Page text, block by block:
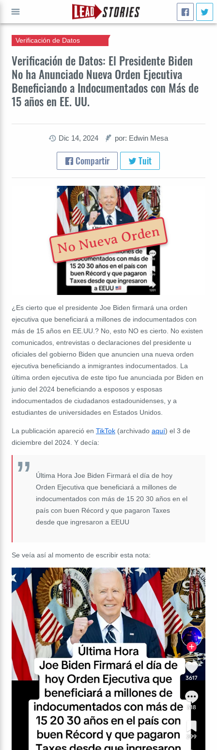
Verificación de Datos: El Presidente Biden
No ha Anunciado Nueva Orden Ejecutiva
Beneficiando a Indocumentados con Más de
15 años en EE. UU.
Verificación de Datos
Dic 14, 2024 por: Edwin Mesa
Compartir Tuit
No Nueva Orden
¿Es cierto que el presidente Joe Biden firmará una orden
ejecutiva que beneficiará a millones de indocumentados con
más de 15 años en EE.UU.? No, esto NO es cierto. No existen
comunicados, entrevistas o declaraciones del presidente u
oficiales del gobierno Biden que anuncien una nueva orden
ejecutiva beneficiando a inmigrantes indocumentados. La
última orden ejecutiva de este tipo fue anunciada por Biden en
junio del 2024 beneficiando a esposos y esposas
indocumentados de ciudadanos estadounidenses, y a
estudiantes de universidades en Estados Unidos.
La publicación apareció en TikTok (archivado aquí) el 3 de
diciembre del 2024. Y decía:
Última Hora Joe Biden Firmará el día de hoy
Orden Ejecutiva que beneficiará a millones de
indocumentados con más de 15 20 30 años en el
país con buen Récord y que pagaron Taxes
desde que ingresaron a EEUU
Se veía así al momento de escribir esta nota:
IR A